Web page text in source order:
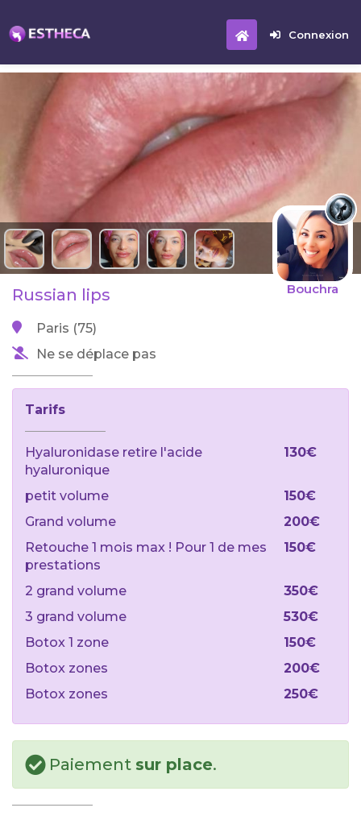
Connexion
Bouchra
Russian lips
Paris (75)
Ne se déplace pas
Tarifs
Hyaluronidase retire l'acide
hyaluronique
130€
petit volume
150€
Grand volume
200€
Retouche 1 mois max ! Pour 1 de mes
prestations
150€
2 grand volume
350€
3 grand volume
530€
Botox 1 zone
150€
Botox zones
200€
Botox zones
250€
Paiement sur place.